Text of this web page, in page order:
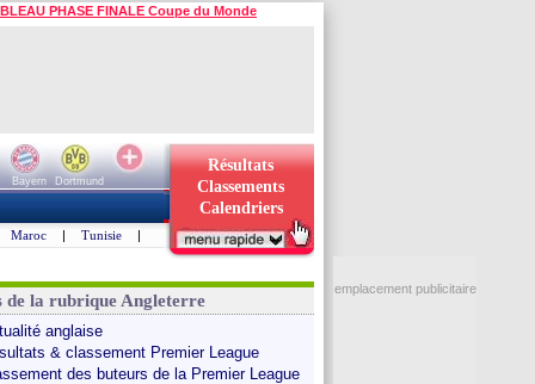
PHASE FINALE Coupe du Monde
Bayern
Dortmund
Résultats
Classements
Calendriers
Maroc | Tunisie |
de la rubrique Angleterre
anglaise
& classement Premier League
des buteurs de la Premier League
emplacement publicitaire